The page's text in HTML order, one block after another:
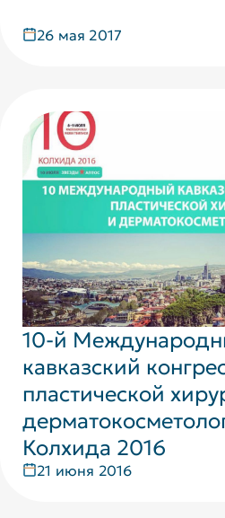
26 мая 2017
10-й
кавказский
пластической
Колхида 2016
21 июня 2016